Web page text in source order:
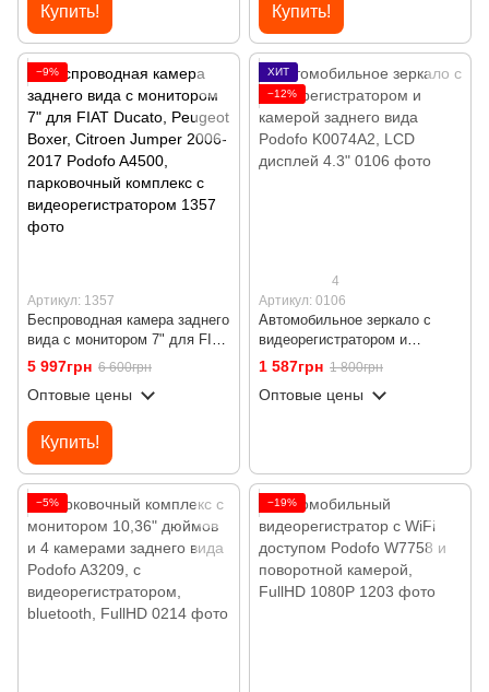
Купить! Купить!
−9%
Артикул: 1357
Беспроводная камера заднего
вида с монитором 7" для FIAT
Ducato, Peugeot Boxer, Citroen
Jumper 2006-2017 Podofo
A4500, парковочный комплекс
с видеорегистратором
5 997грн 6 600грн
Оптовые цены
Купить!
ХИТ
−12%
4
Артикул: 0106
Автомобильное зеркало с
видеорегистратором и
камерой заднего вида Podofo
K0074A2, LCD дисплей 4.3"
1 587грн 1 800грн
Оптовые цены
−5% −19%